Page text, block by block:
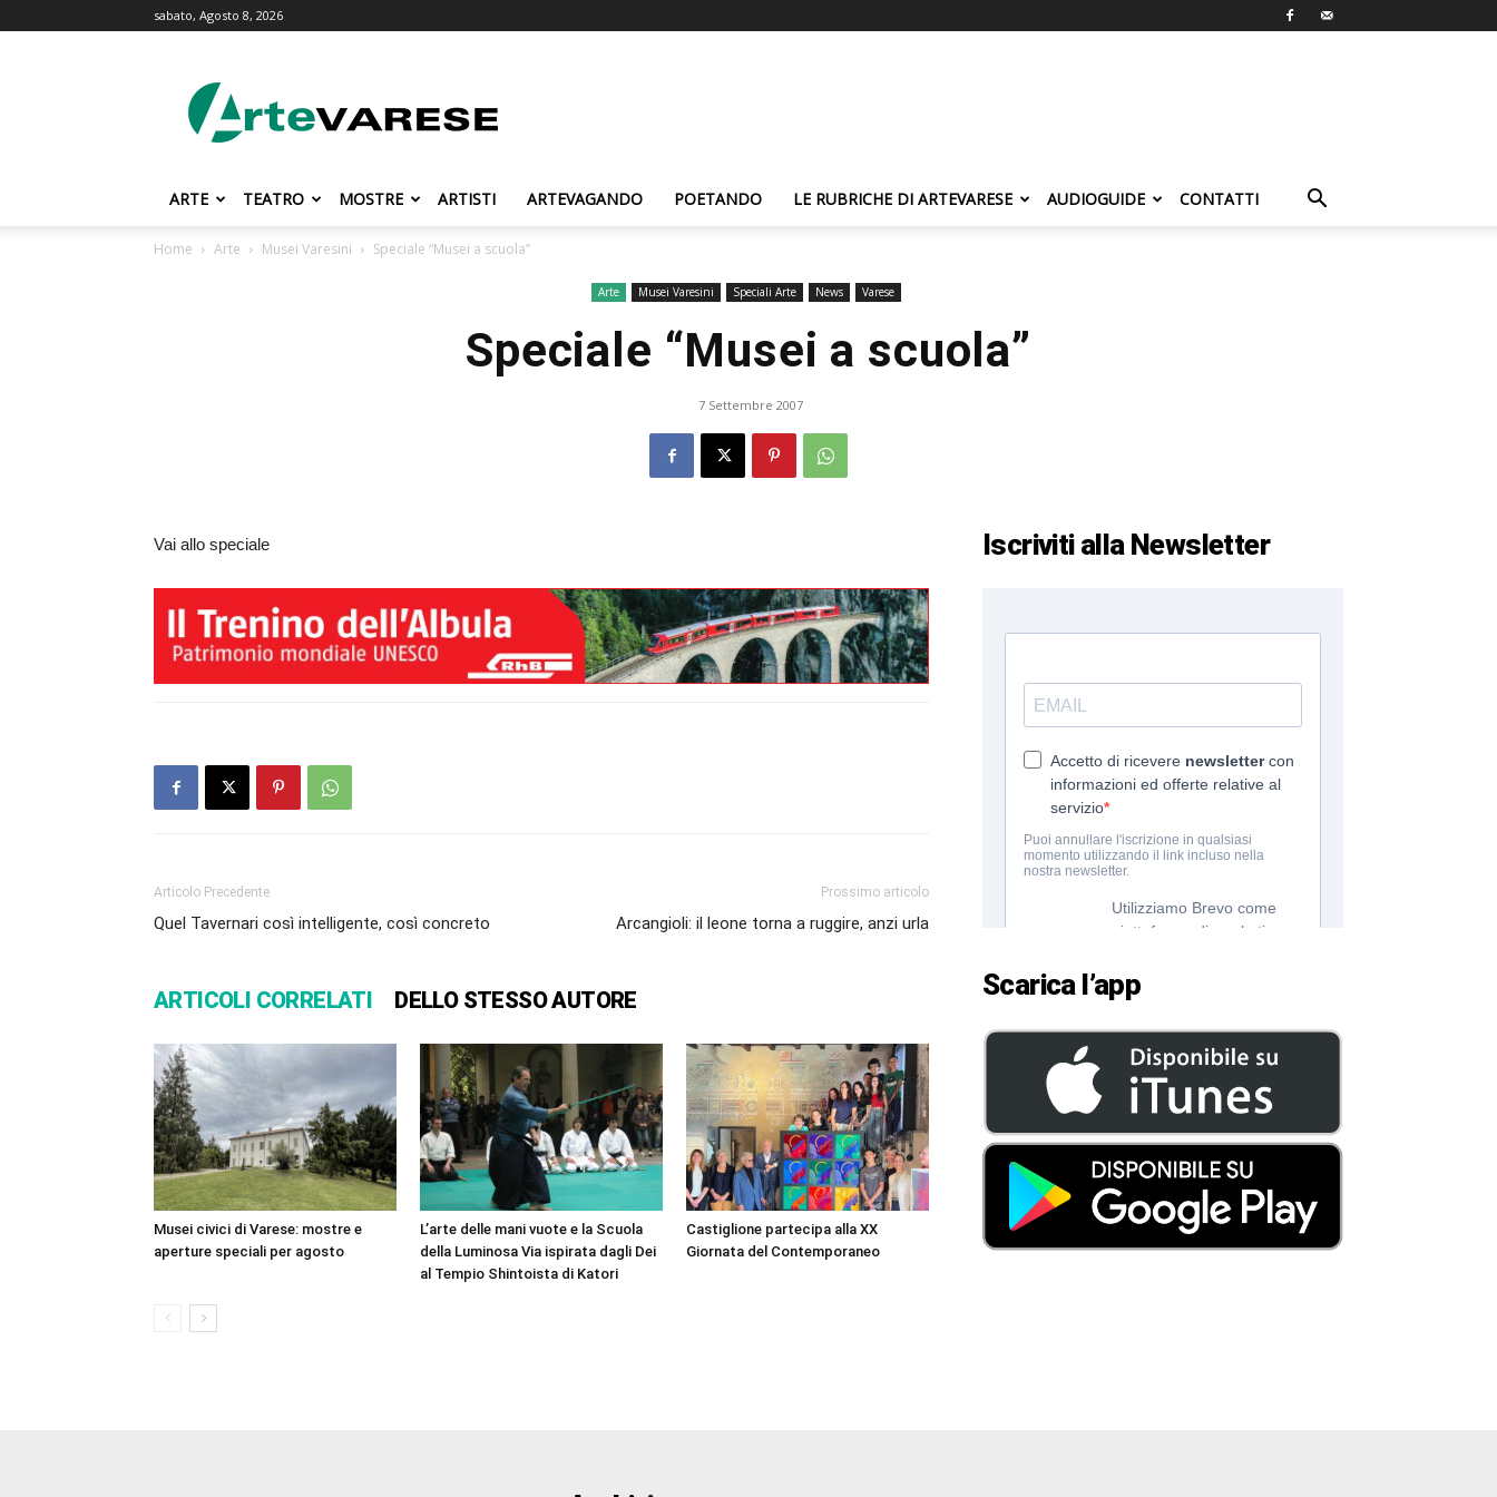
sabato, Agosto 8, 2026
ARTE TEATRO MOSTRE ARTISTI ARTEVAGANDO POETANDO LE RUBRICHE DI ARTEVARESE AUDIOGUIDE CONTATTI
Home Arte Musei Varesini Speciale “Musei a scuola”
Arte Musei Varesini Speciali Arte News Varese
Speciale “Musei a scuola”
7 Settembre 2007
Vai allo speciale
Articolo Precedente
Quel Tavernari così intelligente, così concreto
Prossimo articolo
Arcangioli: il leone torna a ruggire, anzi urla
ARTICOLI CORRELATI DELLO STESSO AUTORE
Musei civici di Varese: mostre e
aperture speciali per agosto
L’arte delle mani vuote e la Scuola
della Luminosa Via ispirata dagli Dei
al Tempio Shintoista di Katori
Castiglione partecipa alla XX
Giornata del Contemporaneo
Iscriviti alla Newsletter
Scarica l’app